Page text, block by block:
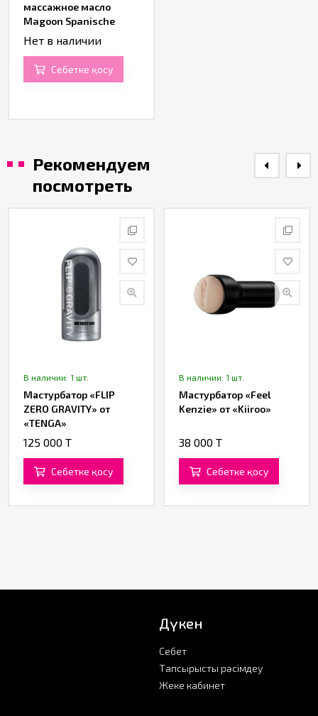
массажное масло
Magoon Spanische
Fliege (50 ML)
Нет в наличии
Себетке қосу
Рекомендуем
посмотреть
В наличии: 1 шт.
Мастурбатор «FLIP
ZERO GRAVITY» от
«TENGA»
125 000 T
Себетке қосу
В наличии: 1 шт.
Мастурбатор «Feel
Kenzie» от «Kiiroo»
38 000 T
Себетке қосу
Дүкен
Себет
Тапсырысты рәсімдеу
Жеке кабинет